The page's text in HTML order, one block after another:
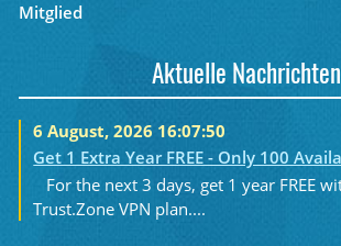
Mitglied
Aktuelle Nachrichten
6 August, 2026 16:07:50
Get 1 Extra Year FREE - Only 100
For the next 3 days, get 1 year FREE
Trust.Zone VPN plan....